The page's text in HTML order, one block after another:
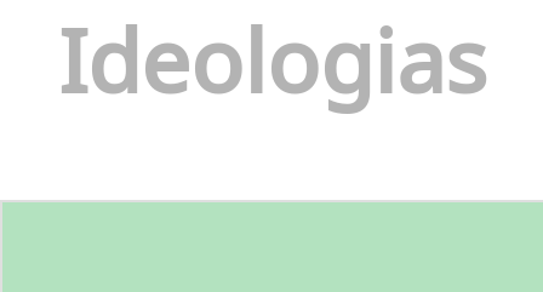
Ideologias